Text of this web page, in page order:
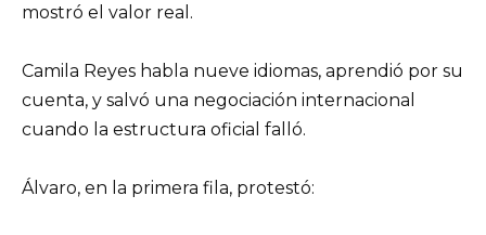
mostró el valor real.
Camila Reyes habla nueve idiomas, aprendió por su
cuenta, y salvó una negociación internacional
cuando la estructura oficial falló.
Álvaro, en la primera fila, protestó: